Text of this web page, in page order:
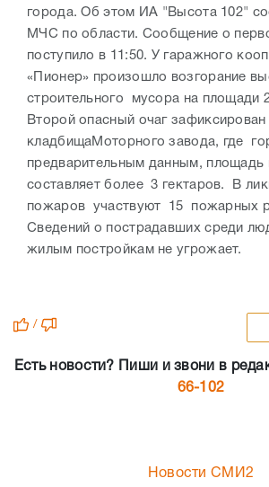
города. Об этом ИА "Высота 102"
МЧС по области. Сообщение о
поступило в 11:50. У гаражного
«Пионер» произошло возгорание
строительного мусора на площади
Второй опасный очаг зафиксирован
кладбищаМоторного завода, где
предварительным данным, площадь
составляет более 3 гектаров. В
пожаров участвуют 15 пожарных
Сведений о пострадавших среди
жилым постройкам не угрожает.
/
Есть новости? Пиши и звони в
66-102
Новости СМИ2